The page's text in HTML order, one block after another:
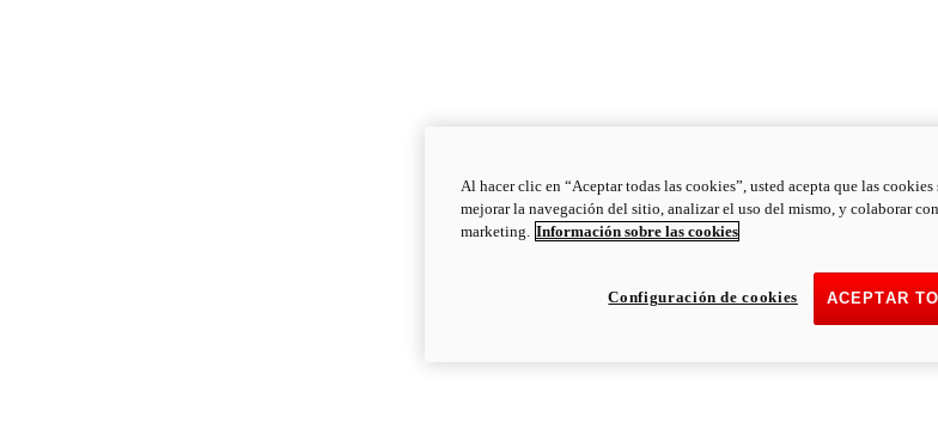
Al hacer clic en “Aceptar todas las cookies”, usted acepta que las
mejorar la navegación del sitio, analizar el uso del mismo, y colaborar
marketing. Información sobre las cookies
ACEPTAR
Configuración de cookies